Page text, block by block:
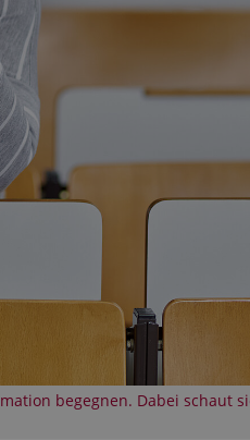
begegnen. Dabei schaut